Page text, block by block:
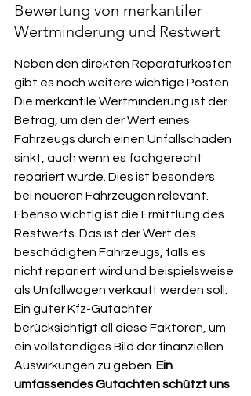
Bewertung von merkantiler
Wertminderung und Restwert
Neben den direkten Reparaturkosten
gibt es noch weitere wichtige Posten.
Die merkantile Wertminderung ist der
Betrag, um den der Wert eines
Fahrzeugs durch einen Unfallschaden
sinkt, auch wenn es fachgerecht
repariert wurde. Dies ist besonders
bei neueren Fahrzeugen relevant.
Ebenso wichtig ist die Ermittlung des
Restwerts. Das ist der Wert des
beschädigten Fahrzeugs, falls es
nicht repariert wird und beispielsweise
als Unfallwagen verkauft werden soll.
Ein guter Kfz-Gutachter
berücksichtigt all diese Faktoren, um
ein vollständiges Bild der finanziellen
Auswirkungen zu geben. Ein
umfassendes Gutachten schützt uns